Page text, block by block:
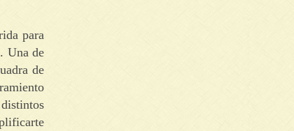
para
Una de
de